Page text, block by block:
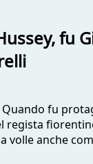
fu
Quando fu
regista
volle anche